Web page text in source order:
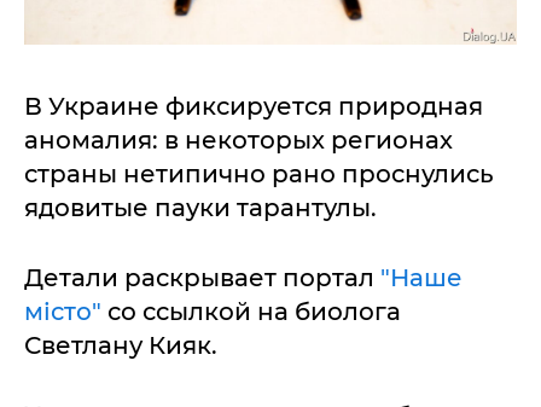
В Украине фиксируется природная
аномалия: в некоторых регионах
страны нетипично рано проснулись
ядовитые пауки тарантулы.
Детали раскрывает портал "Наше
місто" со ссылкой на биолога
Светлану Кияк.